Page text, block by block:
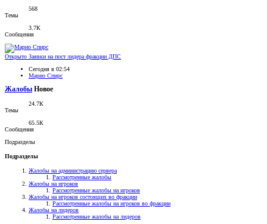
568
Темы
3.7К
Сообщения
Открыто Заявки на пост лидера фракции ДПС
Сегодня в 02:54
Марио Спирс
Жалобы Новое
24.7К
Темы
65.5К
Сообщения
Подразделы
Подразделы
Жалобы на администрацию сервера
Рассмотренные жалобы
Жалобы на игроков
Рассмотренные жалобы на игроков
Жалобы на игроков состоящих во фракции
Рассмотренные жалобы на игроков во фракции
Жалобы на лидеров
Рассмотренные жалобы на лидеров